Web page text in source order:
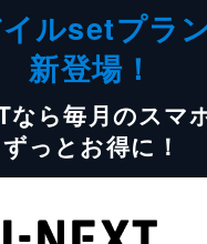
ルsetプラ
新登場！
なら毎月のスマ
ずっとお得に！